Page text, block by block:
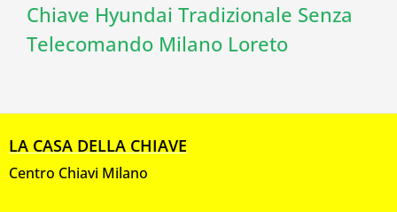
Chiave Hyundai Tradizionale Senza
Telecomando Milano Loreto
LA CASA DELLA CHIAVE
Centro Chiavi Milano